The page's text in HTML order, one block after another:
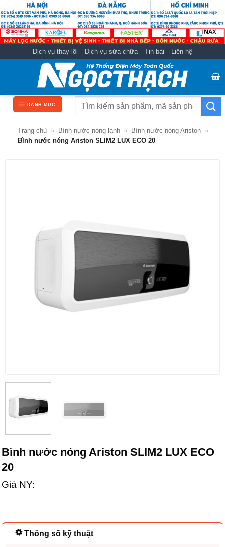
qua
nội
dung
Dịch vụ thay lõi Dịch vụ sửa chữa Tin bài Liên hệ
DANH MỤC
Tìm
Trang chủ » Bình nước nóng lạnh » Bình nước nóng Ariston »
Bình nước nóng Ariston SLIM2 LUX ECO 20
Bình nước nóng Ariston SLIM2 LUX ECO
20
Giá NY:
Thông số kỹ thuật